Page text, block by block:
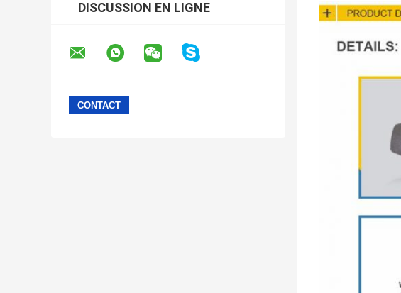
DISCUSSION EN LIGNE